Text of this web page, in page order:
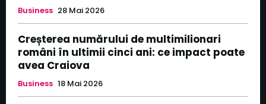
Business 28 Mai 2026
Creșterea numărului de multimilionari
români în ultimii cinci ani: ce impact poate
avea Craiova
Business 18 Mai 2026